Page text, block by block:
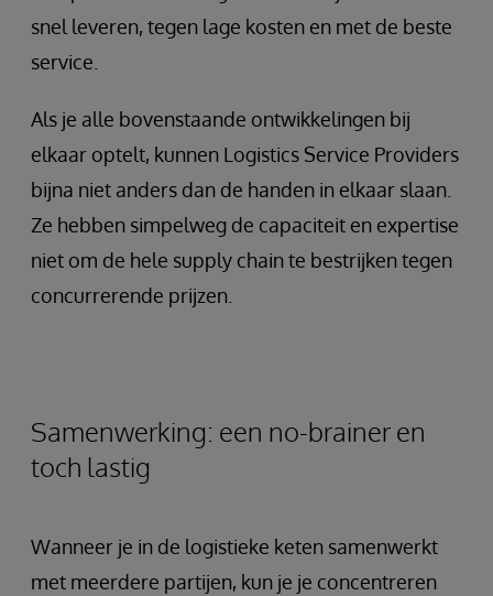
snel leveren, tegen lage kosten en met de beste
service.
Als je alle bovenstaande ontwikkelingen bij
elkaar optelt, kunnen Logistics Service Providers
bijna niet anders dan de handen in elkaar slaan.
Ze hebben simpelweg de capaciteit en expertise
niet om de hele supply chain te bestrijken tegen
concurrerende prijzen.
Samenwerking: een no-brainer en
toch lastig
Wanneer je in de logistieke keten samenwerkt
met meerdere partijen, kun je je concentreren